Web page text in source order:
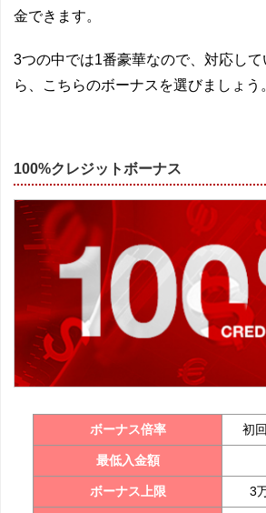
金できます。
3つの中では1番豪華なので、対応し
ら、こちらのボーナスを選びましょう
100%クレジットボーナス
ボーナス倍率 初
最低入金額
ボーナス上限 3